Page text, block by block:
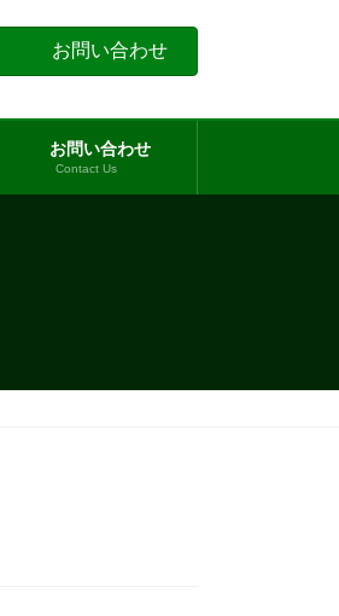
お問い合わせ
お問い合わせ
Contact Us